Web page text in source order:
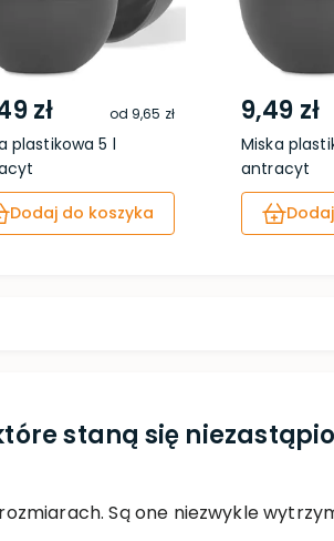
zł od 9,65 zł
plastikowa 5 l
Dodaj do koszyka
9,49 zł
Miska
antracyt
staną się
Są one niezwykle